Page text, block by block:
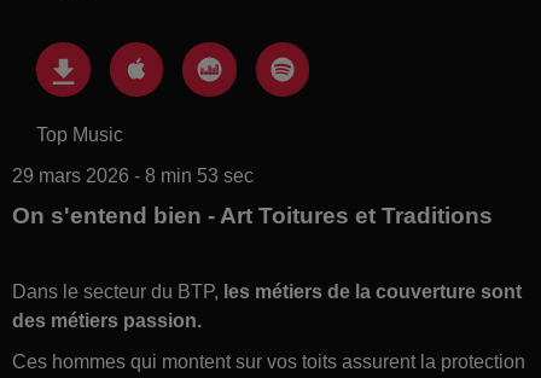
Top Music
29 mars 2026 - 8 min 53 sec
On s'entend bien - Art Toitures et Traditions
Dans le secteur du BTP, les métiers de la couverture sont
des métiers passion.
Ces hommes qui montent sur vos toits assurent la protection